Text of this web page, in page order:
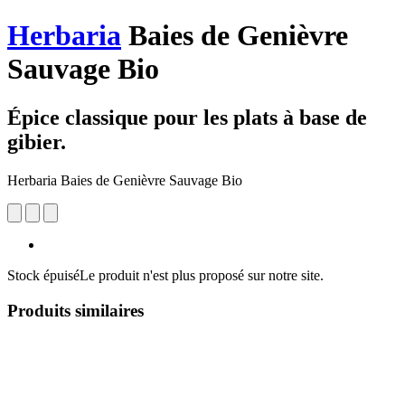
Herbaria Baies de Genièvre
Sauvage Bio
Épice classique pour les plats à base de
gibier.
Herbaria Baies de Genièvre Sauvage Bio
Stock épuiséLe produit n'est plus proposé sur notre site.
Produits similaires